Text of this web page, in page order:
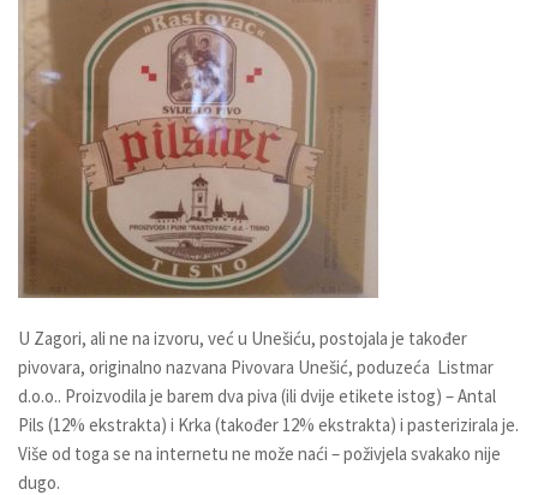
U Zagori, ali ne na izvoru, već u Unešiću, postojala je također
pivovara, originalno nazvana Pivovara Unešić, poduzeća Listmar
d.o.o.. Proizvodila je barem dva piva (ili dvije etikete istog) –Antal
Pils (12% ekstrakta) i Krka (također 12% ekstrakta) i pasterizirala je.
Više od toga se na internetu ne može naći – poživjela svakako nije
dugo.